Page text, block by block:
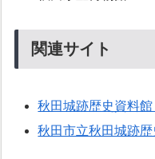
関連サイト
秋田城跡歴史資料館
秋田市立秋田城跡歴